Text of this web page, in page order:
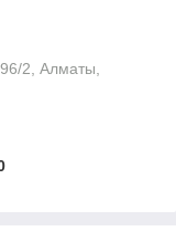
2, Алматы,